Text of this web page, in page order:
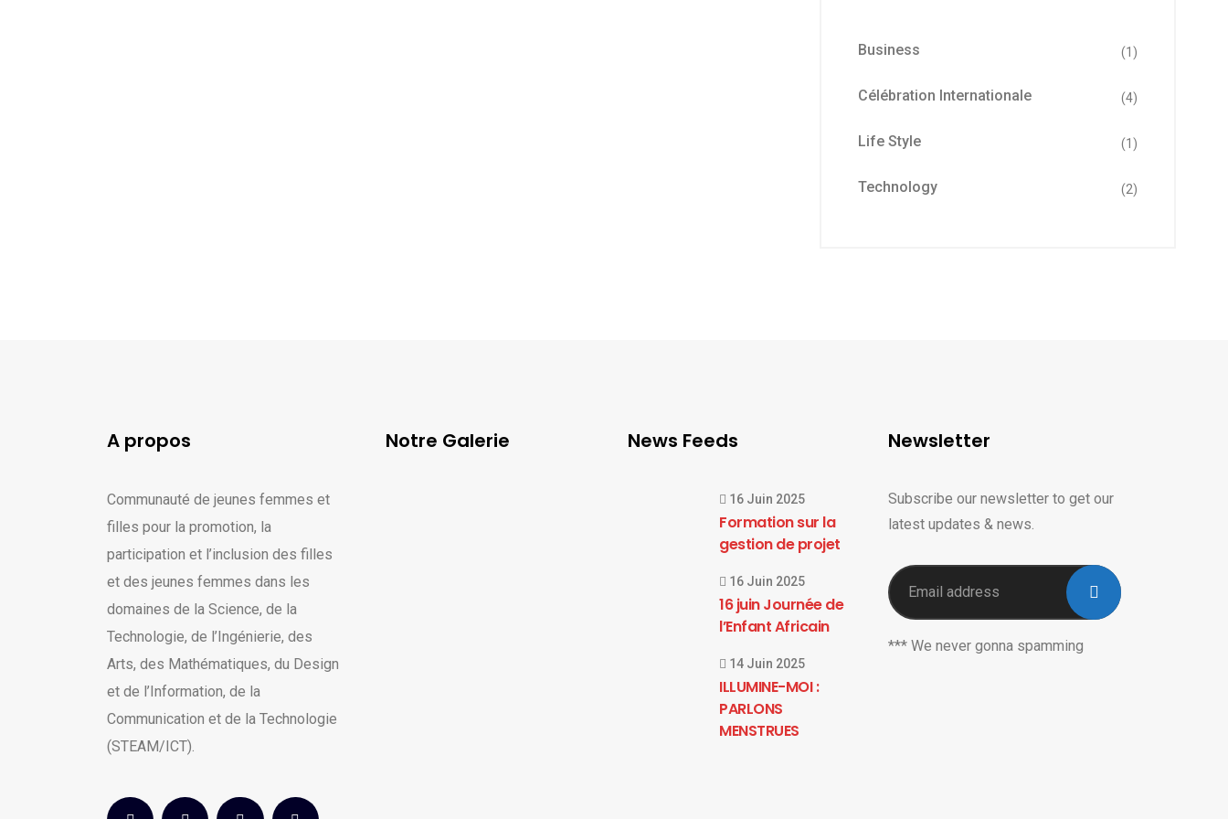
Business (1)
Célébration Internationale (4)
Life Style (1)
Technology (2)
A propos
Communauté de jeunes femmes et
filles pour la promotion, la
participation et l’inclusion des filles
et des jeunes femmes dans les
domaines de la Science, de la
Technologie, de l’Ingénierie, des
Arts, des Mathématiques, du Design
et de l’Information, de la
Communication et de la Technologie
(STEAM/ICT).
Notre Galerie News Feeds
16 Juin 2025
Formation sur la
gestion de projet
16 Juin 2025
16 juin Journée de
l’Enfant Africain
14 Juin 2025
ILLUMINE-MOI :
PARLONS
MENSTRUES
Newsletter
Subscribe our newsletter to get our
latest updates & news.
*** We never gonna spamming